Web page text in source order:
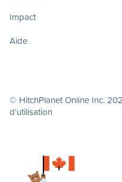
Impact
Aide
© HitchPlanet Online Inc.
d'utilisation